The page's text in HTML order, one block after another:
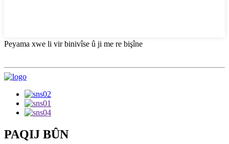
Peyama xwe li vir binivîse û ji me re bişîne
PAQIJ BÛN